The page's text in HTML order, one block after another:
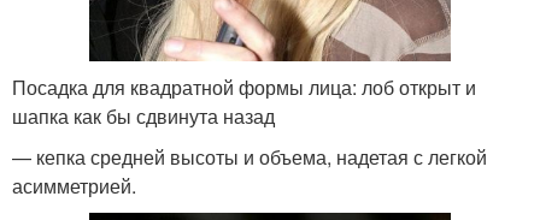
Посадка для квадратной формы лица: лоб открыт и
шапка как бы сдвинута назад
— кепка средней высоты и объема, надетая с легкой
асимметрией.